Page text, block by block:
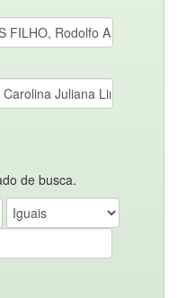
de busca.